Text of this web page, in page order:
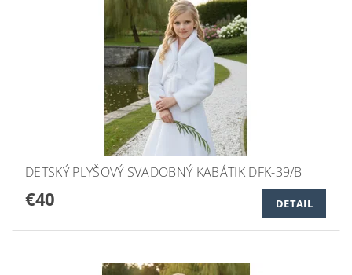
DETSKÝ PLYŠOVÝ SVADOBNÝ KABÁTIK DFK-39/B
€40 DETAIL